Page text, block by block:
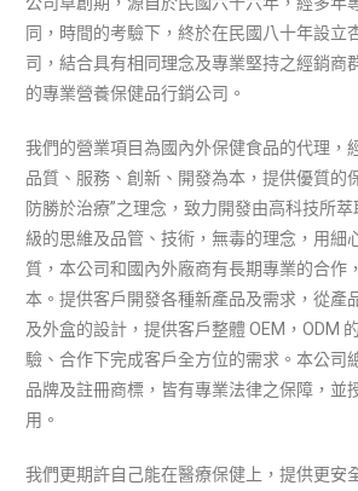
同，時間的考驗下，終於在民國八十年設立
司，結合具有相同理念及專業堅持之經銷商
的專業營養保健品行銷公司。
我們的營業項目為國內外保健食品的代理，
品質、服務、創新、開發為本，提供優質的
防勝於治療”之理念，致力開發由高科技所
級的思維及品管、技術，無毒的理念，用細
質，本公司和國內外廠商有長期專業的合作
本。提供客戶開發各種新產品及需求，從產
及外盒的設計，提供客戶整體 OEM，ODM
驗、合作下完成客戶全方位的需求。本公司
品牌及註冊商標，皆有專業法律之保障，並
用。
我們更期許自己能在醫療保健上，提供更安